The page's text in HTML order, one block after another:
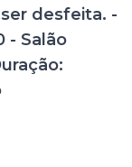
desfeita. -
- Salão